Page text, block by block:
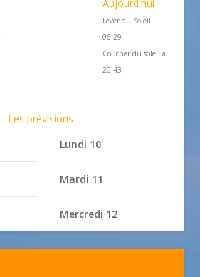
Aujourd'hui
Lever du Soleil
06:29
Coucher du soleil à
20:43
Les prévisions
Lundi 10
Mardi 11
Mercredi 12